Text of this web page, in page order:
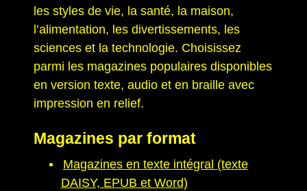
les styles de vie, la santé, la maison,
l’alimentation, les divertissements, les
sciences et la technologie. Choisissez
parmi les magazines populaires disponibles
en version texte, audio et en braille avec
impression en relief.
Magazines par format
Magazines en texte intégral (texte
DAISY, EPUB et Word)